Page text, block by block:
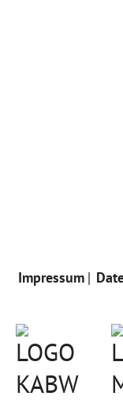
Impressum